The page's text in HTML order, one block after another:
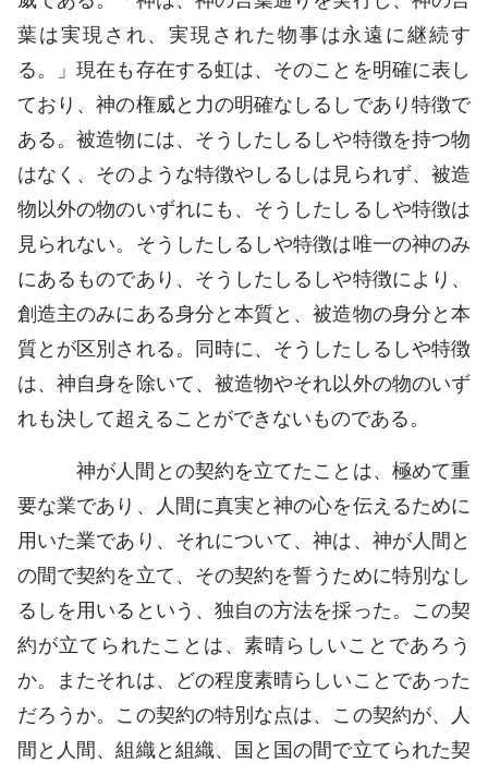
葉は実現され、実現された物事は永遠に継続す
る。」現在も存在する虹は、そのことを明確に表し
ており、神の権威と力の明確なしるしであり特徴で
ある。被造物には、そうしたしるしや特徴を持つ物
はなく、そのような特徴やしるしは見られず、被造
物以外の物のいずれにも、そうしたしるしや特徴は
見られない。そうしたしるしや特徴は唯一の神のみ
にあるものであり、そうしたしるしや特徴により、
創造主のみにある身分と本質と、被造物の身分と本
質とが区別される。同時に、そうしたしるしや特徴
は、神自身を除いて、被造物やそれ以外の物のいず
れも決して超えることができないものである。
神が人間との契約を立てたことは、極めて重
要な業であり、人間に真実と神の心を伝えるために
用いた業であり、それについて、神は、神が人間と
の間で契約を立て、その契約を誓うために特別なし
るしを用いるという、独自の方法を採った。この契
約が立てられたことは、素晴らしいことであろう
か。またそれは、どの程度素晴らしいことであった
だろうか。この契約の特別な点は、この契約が、人
間と人間、組織と組織、国と国の間で立てられた契